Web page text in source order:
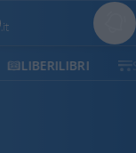
SOSTIENICI